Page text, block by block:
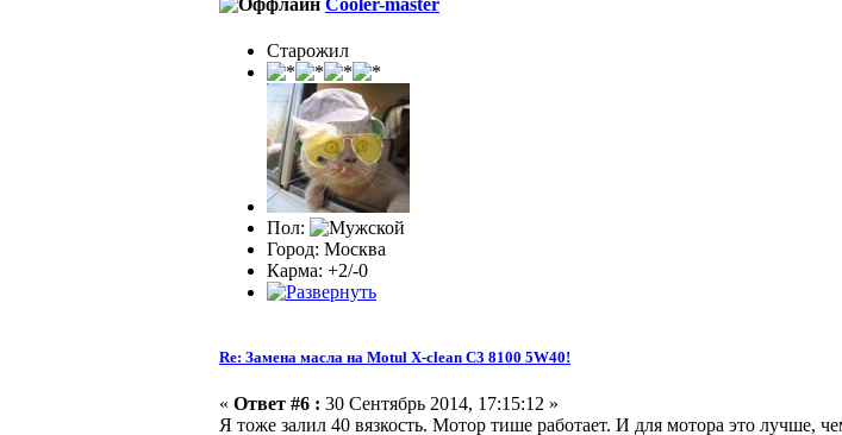
Старожил
Пол:
Город: Москва
Карма: +2/-0
Re: Замена масла на Motul X-clean C3 8100 5W40!
« Ответ #6 : 30 Сентябрь 2014, 17:15:12 »
Я тоже залил 40 вязкость. Мотор тише работает. И для мотора это лучше,